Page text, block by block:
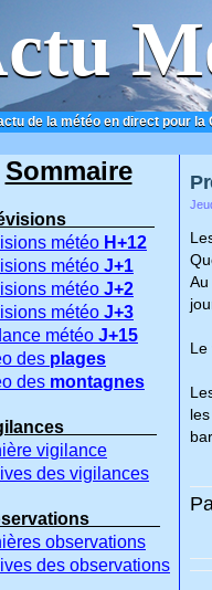
de la météo en direct pour
CONTACT
Le
Sommaire
météo H+12
météo J+1
météo J+2
météo J+3
météo J+15
des plages
des montagnes
vigilance
des vigilances
observations
des observations